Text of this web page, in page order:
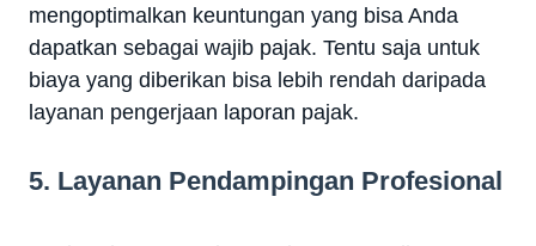
mengoptimalkan keuntungan yang bisa Anda
dapatkan sebagai wajib pajak. Tentu saja untuk
biaya yang diberikan bisa lebih rendah daripada
layanan pengerjaan laporan pajak.
5. Layanan Pendampingan Profesional